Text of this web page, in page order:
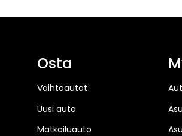
Osta
Vaihtoautot
Uusi auto
Matkailuauto